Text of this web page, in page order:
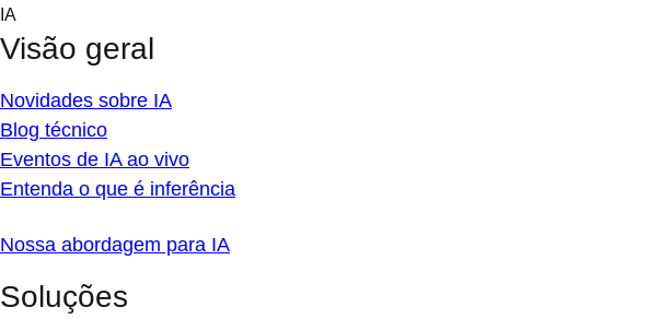
Skip
content
IA
Visão geral
Novidades sobre IA
Blog técnico
Eventos de IA ao vivo
Entenda o que é inferência
Nossa abordagem para IA
Soluções